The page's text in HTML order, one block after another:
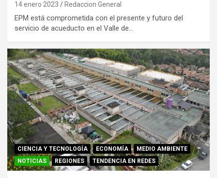
14 enero 2023 Redaccion General
EPM está comprometida con el presente y futuro del
servicio de acueducto en el Valle de…
CIENCIA Y TECNOLOGÍA ECONOMÍA
MEDIO AMBIENTE
NOTICIAS
REGIONES TENDENCIA EN REDES